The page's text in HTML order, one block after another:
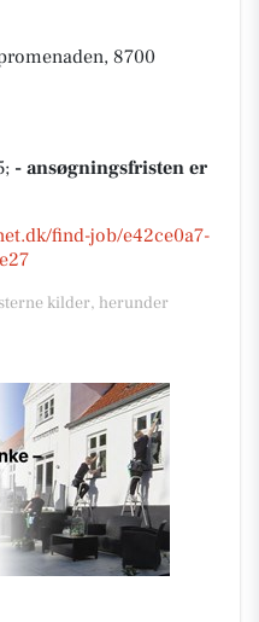
8700
- ansøgningsfristen er
find-job/e42ce0a7-
kilder, herunder